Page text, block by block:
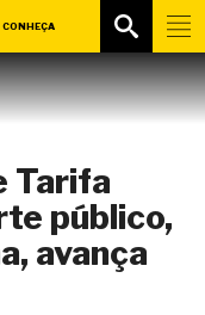
CONHEÇA
Tarifa
público,
avança